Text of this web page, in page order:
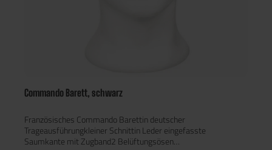
Commando Barett, schwarz
Französisches Commando Barettin deutscher
Trageausführungkleiner Schnittin Leder eingefasste
Saumkante mit Zugband2 Belüftungsösen